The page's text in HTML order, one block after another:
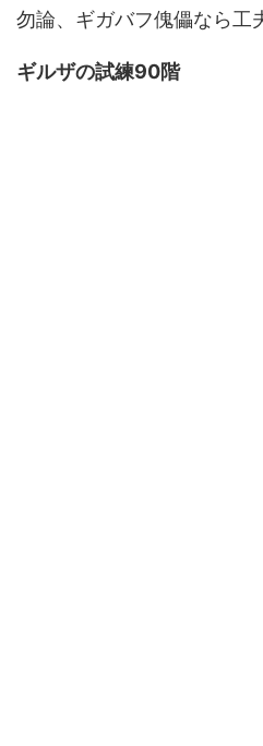
勿論、ギガバフ傀儡なら工
ギルザの試練90階